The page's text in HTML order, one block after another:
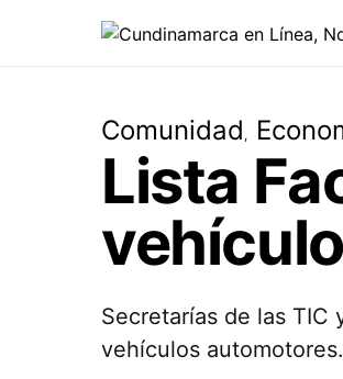
Comunidad
Lista
Secretarías de las
vehículos automotores.